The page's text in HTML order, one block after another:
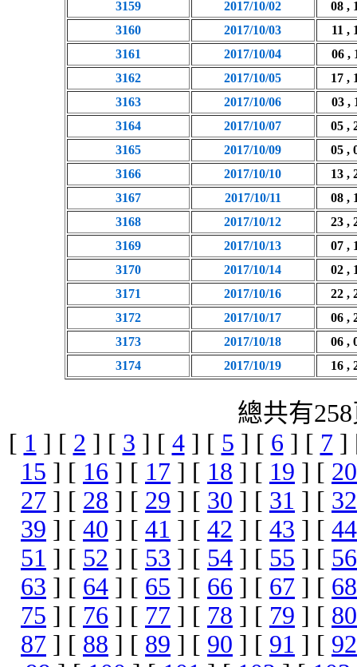
3159
2017/10/02
08 ,
3160
2017/10/03
11 ,
3161
2017/10/04
06 ,
3162
2017/10/05
17 ,
3163
2017/10/06
03 ,
3164
2017/10/07
05 ,
3165
2017/10/09
05 ,
3166
2017/10/10
13 ,
3167
2017/10/11
08 ,
3168
2017/10/12
23 ,
3169
2017/10/13
07 ,
3170
2017/10/14
02 ,
3171
2017/10/16
22 ,
3172
2017/10/17
06 ,
3173
2017/10/18
06 ,
3174
2017/10/19 16 ,
總共有
[ 1 ] [ 2 ] [ 3 ] [ 4] [ 5 ] [ 6 ] [ 7 ]
15 ] [ 16 ] [ 17 ] [ 18 ] [ 19 ] [ 20
27 ] [ 28 ] [ 29 ] [ 30 ] [ 31 ] [ 32
39 ] [ 40 ] [ 41 ] [ 42 ] [ 43 ] [ 44
51 ] [ 52 ] [ 53 ] [ 54 ] [ 55 ] [ 56
63 ] [ 64 ] [ 65 ] [ 66 ] [ 67 ] [ 68
75 ] [ 76 ] [ 77 ] [ 78 ] [ 79 ] [ 80
87 ] [ 88 ] [ 89 ] [ 90 ] [ 91 ] [ 92